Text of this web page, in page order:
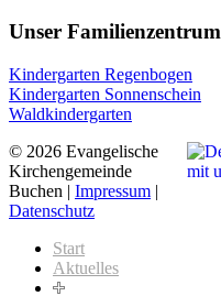
Unser Familienzentrum
Kindergarten Regenbogen
Kindergarten Sonnenschein
Waldkindergarten
© 2026 Evangelische
Kirchengemeinde
Buchen | Impressum |
Datenschutz
Start
Aktuelles